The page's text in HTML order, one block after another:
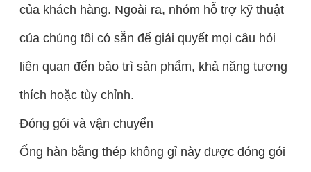
của khách hàng. Ngoài ra, nhóm hỗ trợ kỹ thuật
của chúng tôi có sẵn để giải quyết mọi câu hỏi
liên quan đến bảo trì sản phẩm, khả năng tương
thích hoặc tùy chỉnh.
Đóng gói và vận chuyển
Ống hàn bằng thép không gỉ này được đóng gói